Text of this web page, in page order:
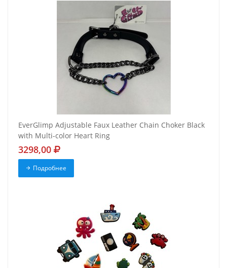
EverGlimp Adjustable Faux Leather Chain Choker Black
with Multi-color Heart Ring
3298,00
Подробнее